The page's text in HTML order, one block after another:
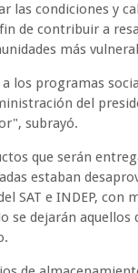
las condiciones y
de contribuir a
más
los programas
del
subrayó.
que serán
estaban
SAT e INDEP, con
se dejarán aquellos